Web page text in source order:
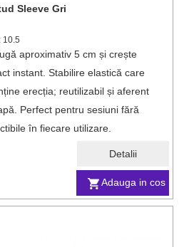
Adauga in cos
Detalii
Sleeve Gri
10.5
aproximativ 5 cm și crește
instant. Stabilire elastică care
erecția; reutilizabil și aferent
Perfect pentru sesiuni fără
în fiecare utilizare.